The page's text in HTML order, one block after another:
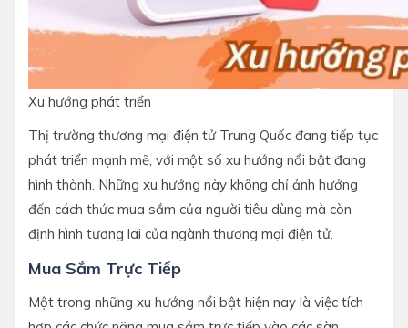
Xu hướng phát triển
Thị trường thương mại điện tử Trung Quốc đang tiếp tục
phát triển mạnh mẽ, với một số xu hướng nổi bật đang
hình thành. Những xu hướng này không chỉ ảnh hưởng
đến cách thức mua sắm của người tiêu dùng mà còn
định hình tương lai của ngành thương mại điện tử.
Mua Sắm Trực Tiếp
Một trong những xu hướng nổi bật hiện nay là việc tích